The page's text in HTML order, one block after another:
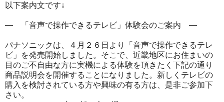
以下案内文です↓
― 「音声で操作できるテレビ」体験会のご案内 ―
パナソニックは、４月２６日より「音声で操作できるテレ
ビ」
を発売開始しました。そこで、 近畿地区にお住まいの
目のご不自由な方に実機による体験を頂きたく下記の通り
商品説明会を開催することになりました 。 新しくテレビの
購入を検討されている方や興味の有る方は、 是非ご参加下
さい。